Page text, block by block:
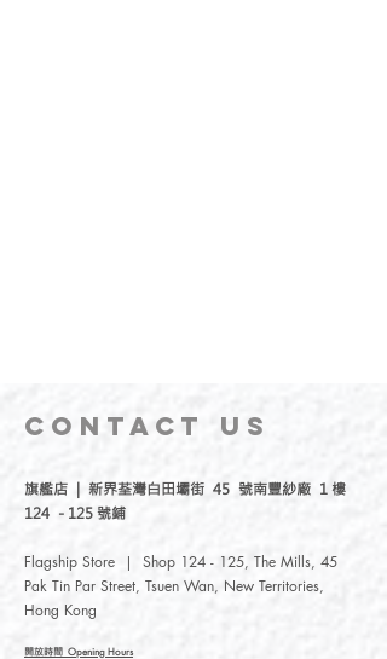
CONTACT US
旗艦店 | 新界荃灣白田壩街 45 號南豐紗廠 1 樓
124 - 125 號鋪
Flagship Store | Shop 124 - 125, The Mills, 45
Pak Tin Par Street, Tsuen Wan, New Territories,
Hong Kong
開放時間 Opening Hours